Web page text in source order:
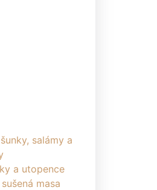
salámy a
a utopence
masa